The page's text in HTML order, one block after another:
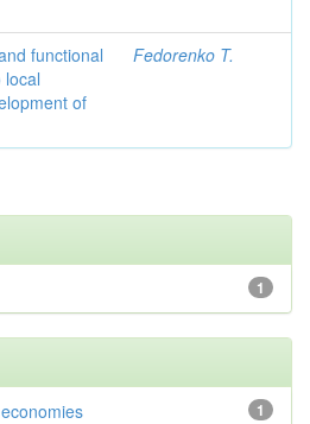
functional
local
of
Fedorenko T.
1
1